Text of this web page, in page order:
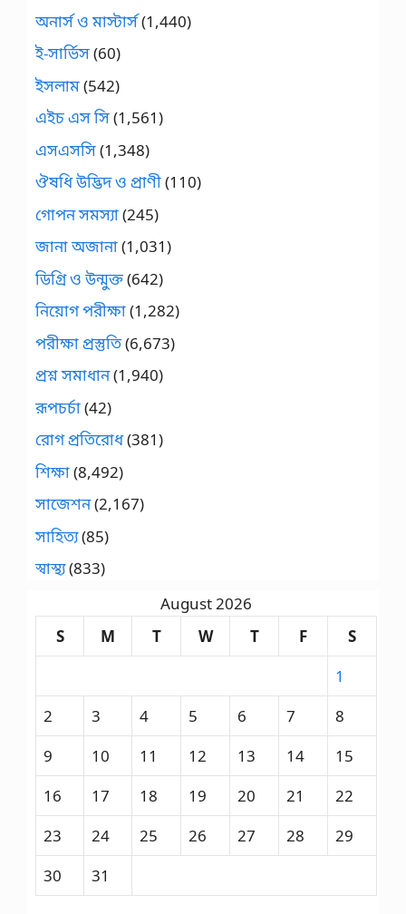
অনার্স ও মাস্টার্স(1,440)
ই-সার্ভিস(60)
ইসলাম(542)
এইচ এস সি(1,561)
এসএসসি(1,348)
ঔষধি উদ্ভিদ ও প্রাণী(110)
গোপন সমস্যা(245)
জানা অজানা(1,031)
ডিগ্রি ও উন্মুক্ত(642)
নিয়োগ পরীক্ষা(1,282)
পরীক্ষা প্রস্তুতি(6,673)
প্রশ্ন সমাধান(1,940)
রূপচর্চা(42)
রোগ প্রতিরোধ(381)
শিক্ষা(8,492)
সাজেশন(2,167)
সাহিত্য(85)
স্বাস্থ্য(833)
August 2026
S
M T W T F
S
1
2
3 4 5 6 7
8
9
10 11 12 13 14
15
16
17 18 19 20 21
22
23
24 25 26 27 28
29
30
31